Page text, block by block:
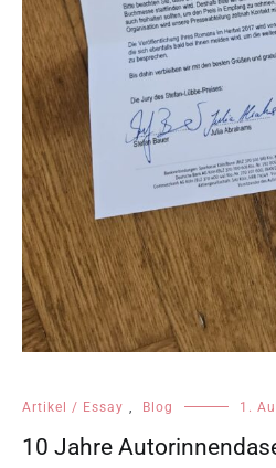
Artikel / Essay Blog 1.
10 Jahre